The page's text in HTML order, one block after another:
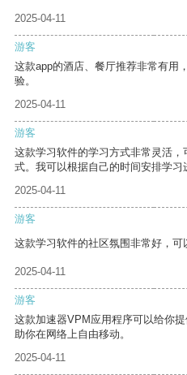
2025-04-11
游客
这款app的酒店、餐厅推荐非常有用
验。
2025-04-11
游客
这款学习软件的学习方式非常灵活
式。我可以根据自己的时间安排学习
2025-04-11
游客
这款学习软件的社区氛围非常好，可
2025-04-11
游客
这款加速器VPM应用程序可以给你
助你在网络上自由移动。
2025-04-11